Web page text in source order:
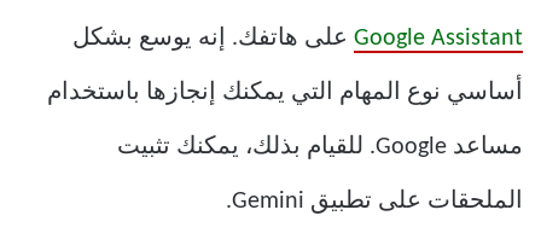
Google Assistant على هاتفك. إنه يوسع بشكل
أساسي نوع المهام التي يمكنك إنجازها باستخدام
مساعد Google. للقيام بذلك، يمكنك تثبيت
الملحقات على تطبيق Gemini.